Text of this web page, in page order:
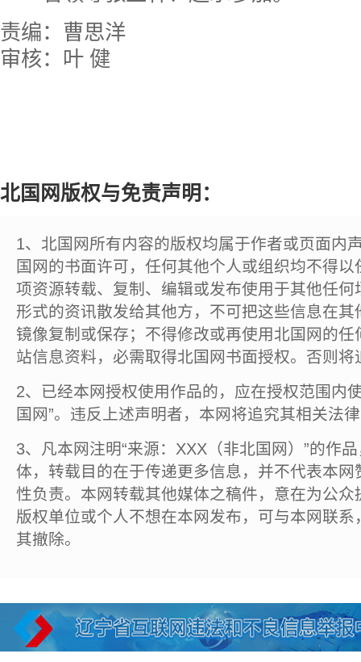
责编：曹思洋
审核：叶 健
北国网版权与免责声明：
1、北国网所有内容的版权均属于作者或页面内
国网的书面许可，任何其他个人或组织均不得
项资源转载、复制、编辑或发布使用于其他任
形式的资讯散发给其他方，不可把这些信息在
镜像复制或保存；不得修改或再使用北国网的
站信息资料，必需取得北国网书面授权。否则将
2、已经本网授权使用作品的，应在授权范围内
国网”。违反上述声明者，本网将追究其相关法
3、凡本网注明“来源：XXX（非北国网）”的作
体，转载目的在于传递更多信息，并不代表本
性负责。本网转载其他媒体之稿件，意在为公
版权单位或个人不想在本网发布，可与本网联
其撤除。